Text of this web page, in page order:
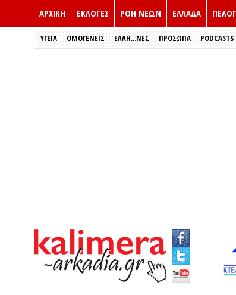
ΑΡΧΙΚΗ ΕΚΛΟΓΈΣ ΡΟΗ ΝΕΩΝ ΕΛΛΑΔΑ
ΥΓΕΙΑ ΟΜΟΓΕΝΕΙΣ ΈΛΛΗ...ΝΕΣ ΠΡΌΣΩΠΑ PODCASTS